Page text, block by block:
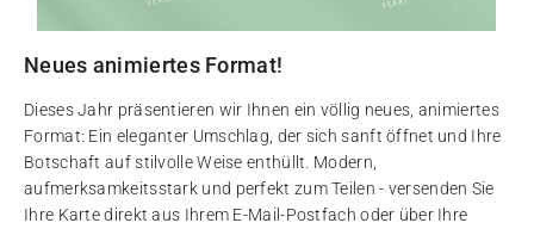
Neues animiertes Format!
Dieses Jahr präsentieren wir Ihnen ein völlig neues, animiertes
Format: Ein eleganter Umschlag, der sich sanft öffnet und Ihre
Botschaft auf stilvolle Weise enthüllt. Modern,
aufmerksamkeitsstark und perfekt zum Teilen - versenden Sie
Ihre Karte direkt aus Ihrem E-Mail-Postfach oder über Ihre